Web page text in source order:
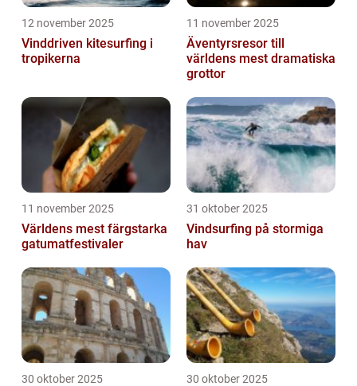
12 november 2025
Vinddriven kitesurfing i
tropikerna
11 november 2025
Äventyrsresor till
världens mest dramatiska
grottor
11 november 2025
Världens mest färgstarka
gatumatfestivaler
31 oktober 2025
Vindsurfing på stormiga
hav
30 oktober 2025 30 oktober 2025